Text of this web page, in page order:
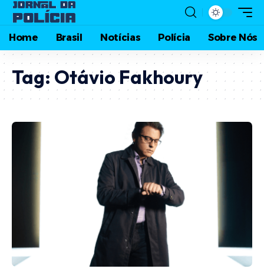
Home Brasil Notícias Polícia Sobre Nós
Tag: Otávio Fakhoury